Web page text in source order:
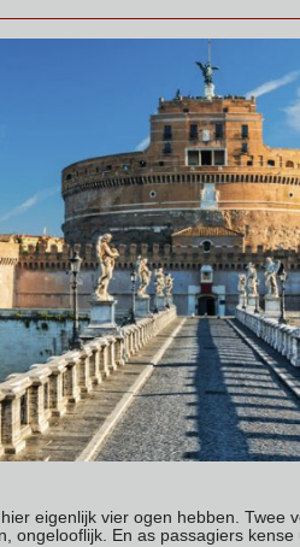
eigenlijk vier ogen hebben. Twee
ongelooflijk. En as passagiers